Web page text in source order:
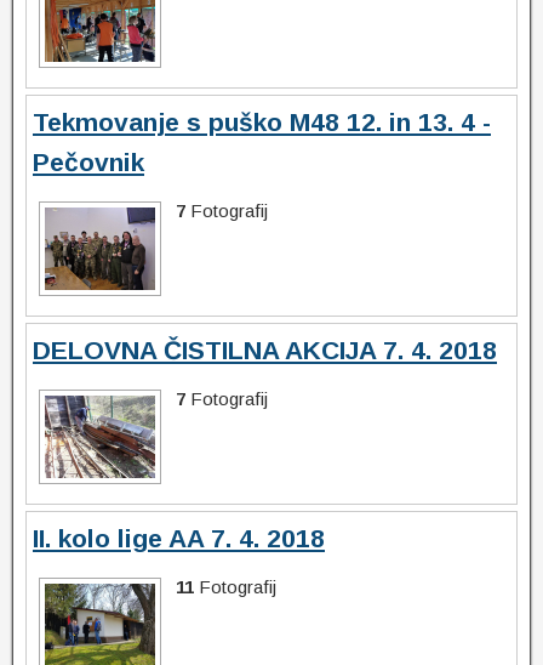
Tekmovanje s puško M48 12. in 13. 4 -
Pečovnik
7 Fotografij
DELOVNA ČISTILNA AKCIJA 7. 4. 2018
7 Fotografij
II. kolo lige AA 7. 4. 2018
11 Fotografij